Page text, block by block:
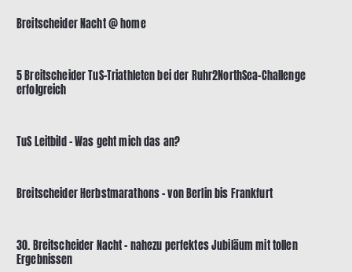
Breitscheider Nacht @ home
5 Breitscheider TuS-Triathleten bei der Ruhr2NorthSea-Challenge
erfolgreich
TuS Leitbild – Was geht mich das an?
Breitscheider Herbstmarathons – von Berlin bis Frankfurt
30. Breitscheider Nacht – nahezu perfektes Jubiläum mit tollen
Ergebnissen